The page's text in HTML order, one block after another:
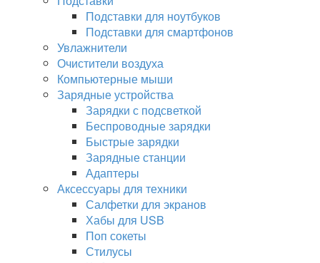
Подставки для ноутбуков
Подставки для смартфонов
Увлажнители
Очистители воздуха
Компьютерные мыши
Зарядные устройства
Зарядки с подсветкой
Беспроводные зарядки
Быстрые зарядки
Зарядные станции
Адаптеры
Аксессуары для техники
Салфетки для экранов
Хабы для USB
Поп сокеты
Стилусы